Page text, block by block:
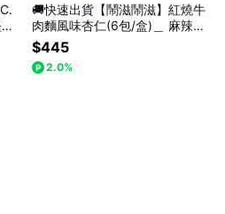
🚚快速出貨【鬧滋鬧滋】紅燒牛
肉麵風味杏仁(6包/盒)＿ 麻辣唰
嘴．爽脆美味＿獨家道地口味
$445
2.0%